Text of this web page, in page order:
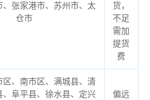
、张家港市、苏州市、太
仓市
货，
不足
需加
提货
费
区、南市区、满城县、清
、阜平县、徐水县、定兴
偏远